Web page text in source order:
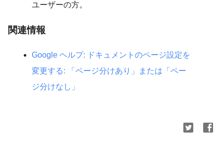
ユーザーの方。
関連情報
Google ヘルプ: ドキュメントのページ設定を
変更する: 「ページ分けあり」または「ペー
ジ分けなし」